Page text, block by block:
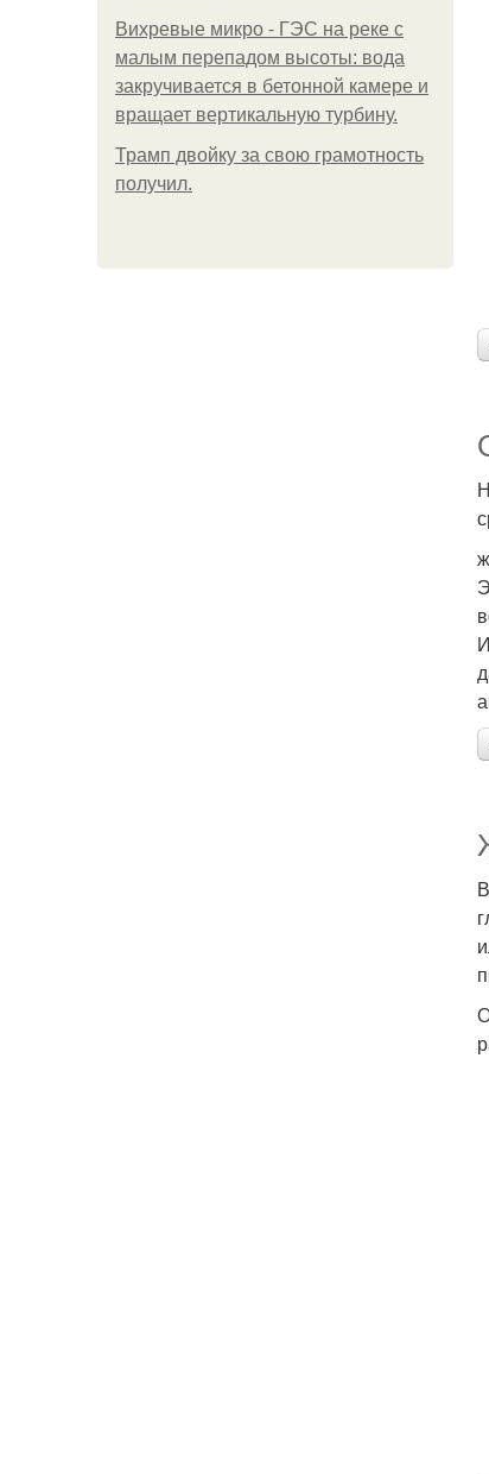
Вихревые микро - ГЭС на реке с
малым перепадом высоты: вода
закручивается в бетонной камере и
вращает вертикальную турбину.
Трамп двойку за свою грамотность
получил.